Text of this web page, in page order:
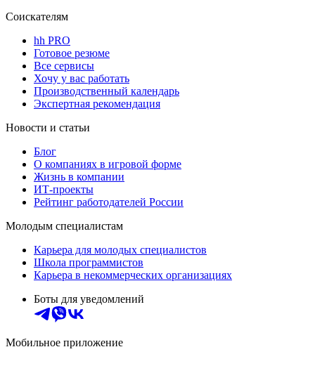
Соискателям
hh PRO
Готовое резюме
Все сервисы
Хочу у вас работать
Производственный календарь
Экспертная рекомендация
Новости и статьи
Блог
О компаниях в игровой форме
Жизнь в компании
ИТ-проекты
Рейтинг работодателей России
Молодым специалистам
Карьера для молодых специалистов
Школа программистов
Карьера в некоммерческих организациях
Боты для уведомлений
Мобильное приложение